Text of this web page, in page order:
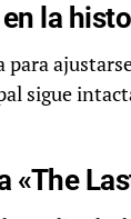
la
sigue
«The